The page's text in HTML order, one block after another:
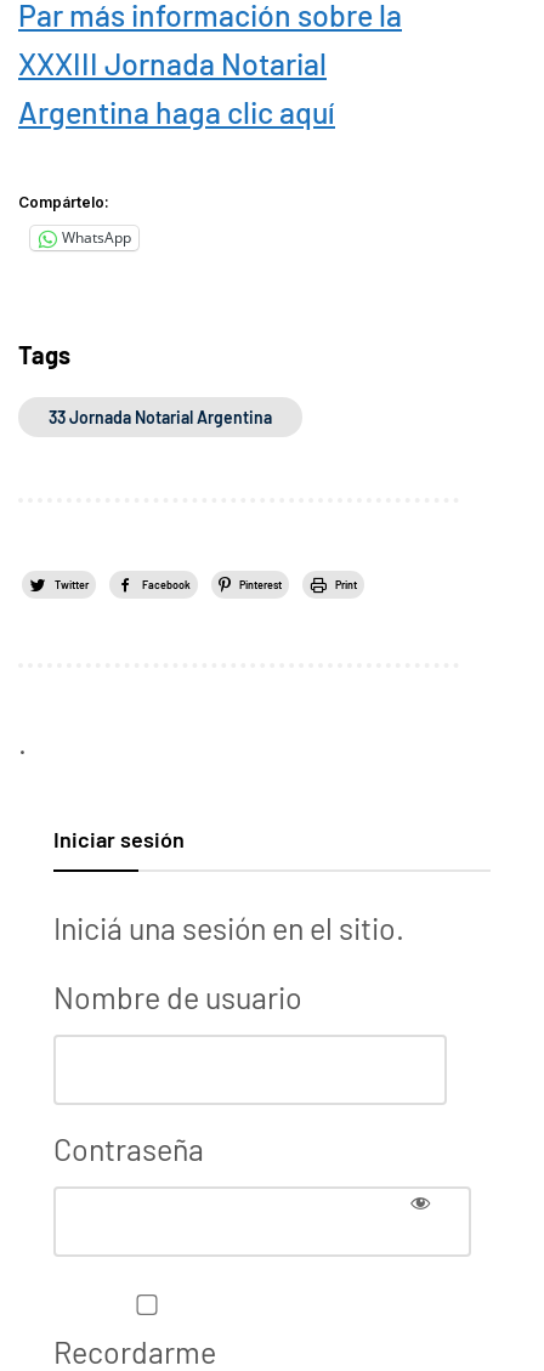
Par más información sobre la
XXXIII Jornada Notarial
Argentina haga clic aquí
Compártelo:
WhatsApp
Tags
33 Jornada Notarial Argentina
Twitter Facebook Pinterest Print
.
Iniciar sesión
Iniciá una sesión en el sitio.
Nombre de usuario
Contraseña
Recordarme